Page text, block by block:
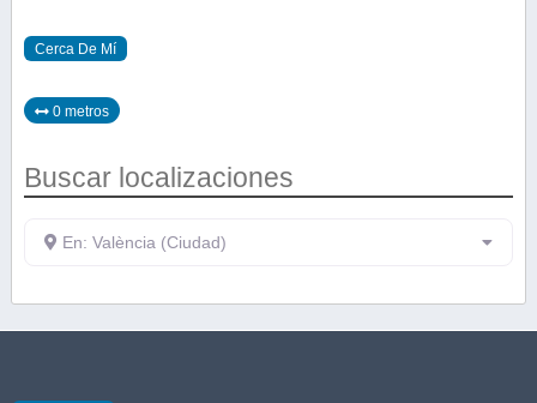
Cerca De Mí
0 metros
Buscar localizaciones
En: València (Ciudad)